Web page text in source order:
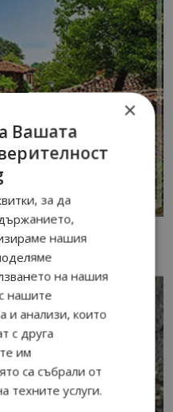
×
Вашата
за да
нашия
на нашия
нашите
и анализи, които
с друга
им
са събрали от
техните услуги.